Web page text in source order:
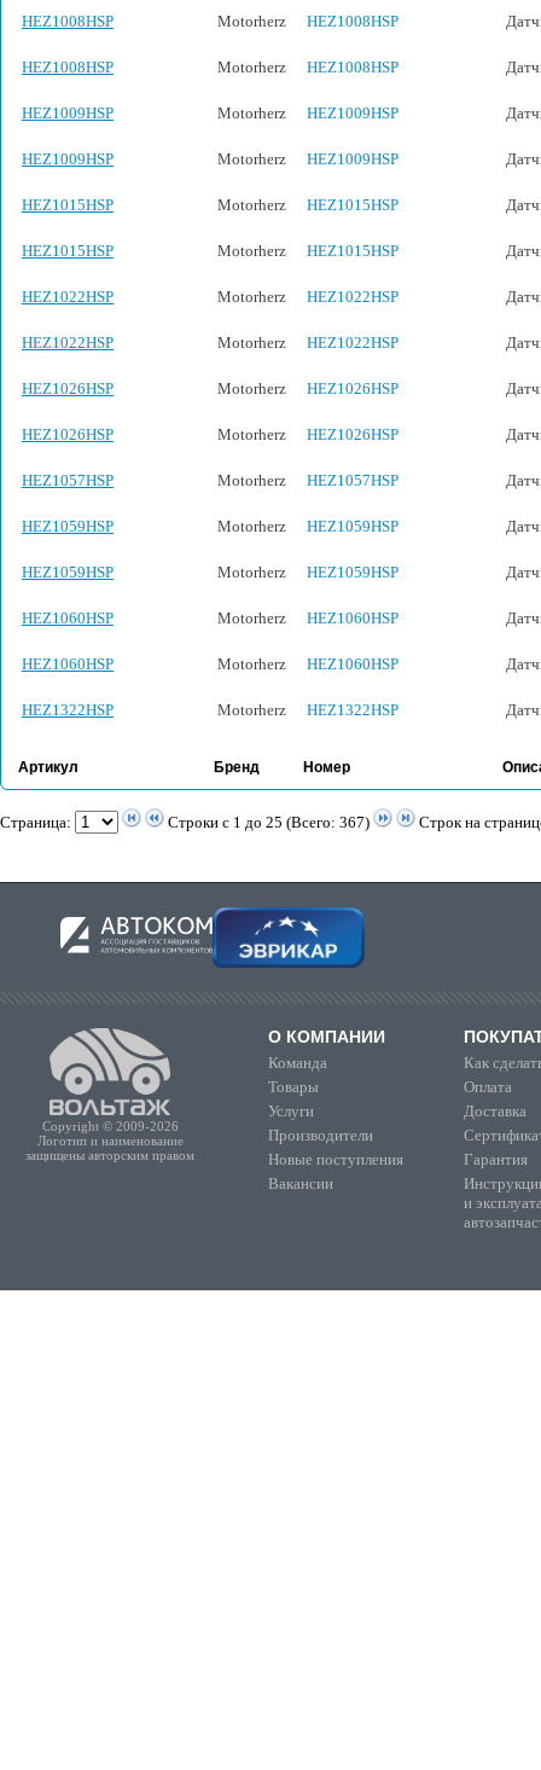
Артикул Бренд Номер
HEZ1008HSP Motorherz HEZ1008HSP
HEZ1008HSP Motorherz HEZ1008HSP
HEZ1009HSP Motorherz HEZ1009HSP
HEZ1009HSP Motorherz HEZ1009HSP
HEZ1015HSP Motorherz HEZ1015HSP
HEZ1015HSP Motorherz HEZ1015HSP
HEZ1022HSP Motorherz HEZ1022HSP
HEZ1022HSP Motorherz HEZ1022HSP
HEZ1026HSP Motorherz HEZ1026HSP
HEZ1026HSP Motorherz HEZ1026HSP
HEZ1057HSP Motorherz HEZ1057HSP
HEZ1059HSP Motorherz HEZ1059HSP
HEZ1059HSP Motorherz HEZ1059HSP
HEZ1060HSP Motorherz HEZ1060HSP
HEZ1060HSP Motorherz HEZ1060HSP
HEZ1322HSP Motorherz HEZ1322HSP
Страница: Строки с 1 до 25 (Всего: 367) Строк на
Copyright © 2009-2026
Логотип и наименование
защищены авторским правом
О КОМПАНИИ
Команда
Товары
Услуги
Производители
Новые поступления
Вакансии
Как
Оплата
Доставка
Гарантия
и